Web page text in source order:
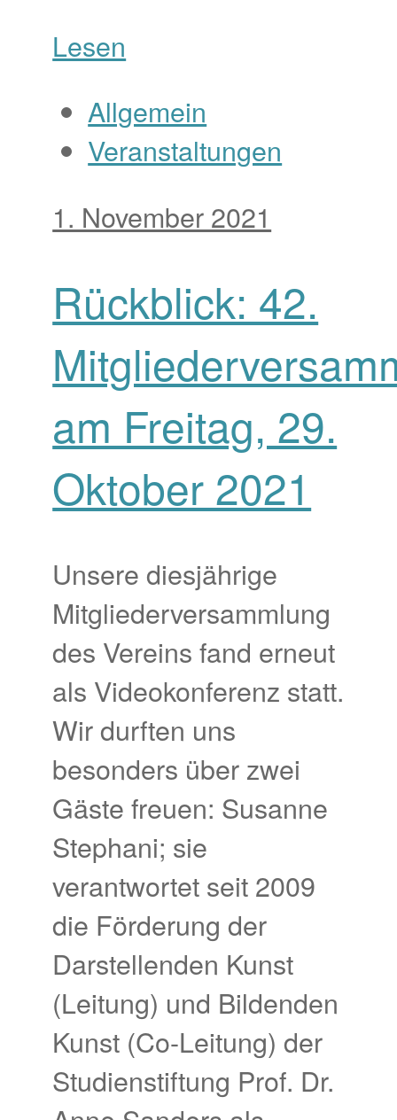
Lesen
Allgemein
Veranstaltungen
1. November 2021
Rückblick: 42.
am Freitag, 29.
Oktober 2021
Unsere diesjährige
Mitgliederversammlung
des Vereins fand erneut
als Videokonferenz statt.
Wir durften uns
besonders über zwei
Gäste freuen: Susanne
Stephani; sie
verantwortet seit 2009
die Förderung der
Darstellenden Kunst
(Leitung) und Bildenden
Kunst (Co-Leitung) der
Studienstiftung Prof. Dr.